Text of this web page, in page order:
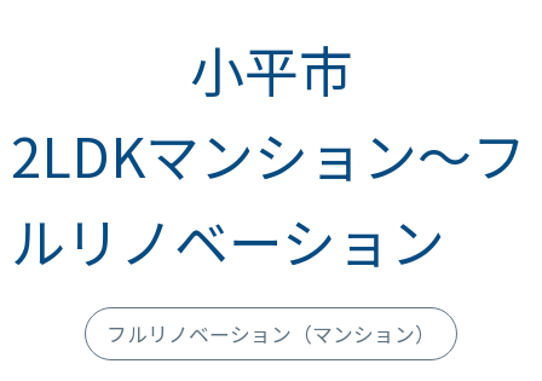
小平市
2LDKマンション～フ
ルリノベーション
フルリノベーション （マンション）